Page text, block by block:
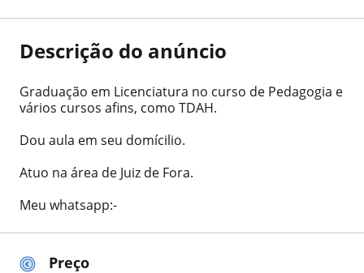
Preço
Descrição do anúncio
Graduação em Licenciatura no curso de Pedagogia e
vários cursos afins, como TDAH.
Dou aula em seu domícilio.
Atuo na área de Juiz de Fora.
Meu whatsapp:-